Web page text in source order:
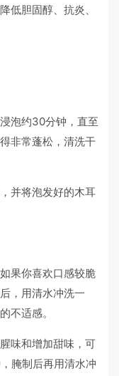
低胆固醇、抗炎、
泡约30分钟，直至
非常蓬松，清洗干
并将泡发好的木耳
果你喜欢口感较脆
，用清水冲洗一
不适感。
味和增加甜味，可
腌制后再用清水冲